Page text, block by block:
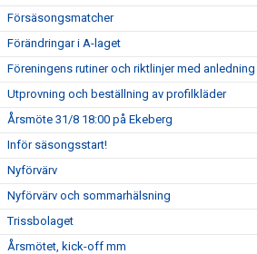
Försäsongsmatcher
Förändringar i A-laget
Föreningens rutiner och riktlinjer med anledning
Utprovning och beställning av profilkläder
Årsmöte 31/8 18:00 på Ekeberg
Inför säsongsstart!
Nyförvärv
Nyförvärv och sommarhälsning
Trissbolaget
Årsmötet, kick-off mm